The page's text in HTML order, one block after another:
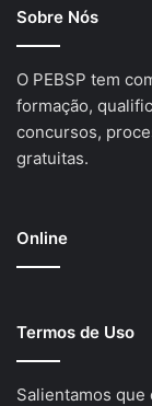
Sobre Nós
O PEBSP tem
formação,
concursos,
gratuitas.
Online
Termos de Uso
Salientamos que